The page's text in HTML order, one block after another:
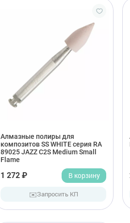
Алмазные полиры для
композитов SS WHITE серия RA
89025 JAZZ C2S Medium Small
Flame
1 272 ₽ В корзину
✉️Запросить КП